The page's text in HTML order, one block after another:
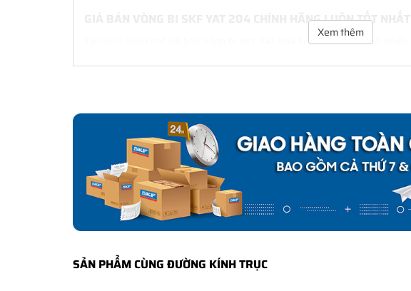
GIÁ BÁN VÒNG BI SKF YAT 204 CHÍNH HÃNG LUÔN TỐT NHẤT
giá bán Vòng bi SKF YAT 204 luôn là tốt nhất với nhiều
CHẾ ĐỘ BẢO HÀNH VÒNG BI SKF YAT 204 CHÍNH HÃNG
Tất cả các sản phẩm SKF chính hãng doSKF Ngọc Anhphân phối đều được
bảo hành của nhà sản xuất.
CÁCH NHẬN BIẾT VÀ PHÂN BIỆT VÒNG BI SKF YAT 204
Mua hàng tại các đại lý ủy quyền của SKF để yên tâm về nguồn gốc của
✅ Những cách phân biệt vòng bi SKF giả bằng mắt thường
Xem thêm
SẢN PHẨM CÙNG ĐƯỜNG KÍNH TRỤC